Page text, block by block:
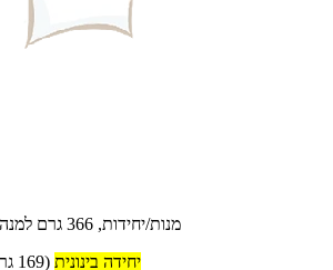
2 מנות/יחידות, 366 גרם למנה\יחידה
יחידה בינונית (169 גרם)